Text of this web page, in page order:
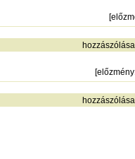
[
[előzmény